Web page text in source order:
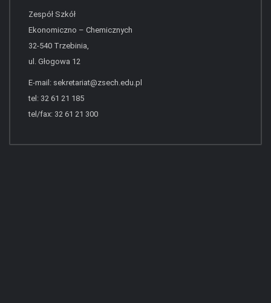
Zespół Szkół
Ekonomiczno – Chemicznych
32-540 Trzebinia,
ul. Głogowa 12
E-mail: sekretariat@zsech.edu.pl
tel: 32 61 21 185
tel/fax: 32 61 21 300